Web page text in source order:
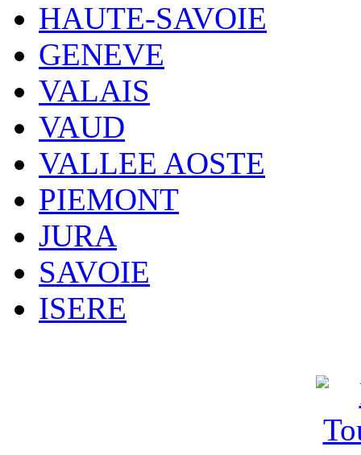
HAUTE-SAVOIE
GENEVE
VALAIS
VAUD
VALLEE AOSTE
PIEMONT
JURA
SAVOIE
ISERE